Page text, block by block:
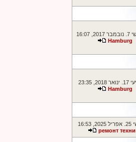
16:07
Hamburg
23:35
Hamburg
16:53
ремонт